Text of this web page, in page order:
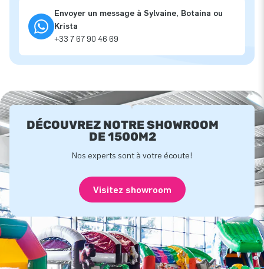
Envoyer un message à Sylvaine, Botaina ou
Krista
+33 7 67 90 46 69
DÉCOUVREZ NOTRE SHOWROOM
DE 1500M2
Nos experts sont à votre écoute!
Visitez showroom